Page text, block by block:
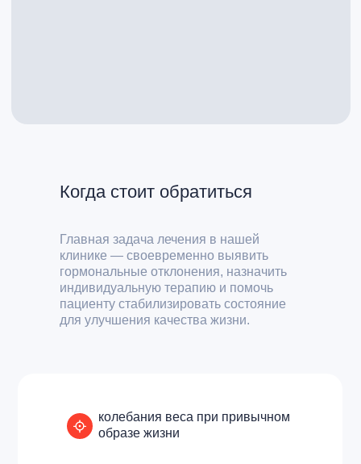
Главная задача лечения в нашей
клинике — своевременно выявить
гормональные отклонения, назначить
индивидуальную терапию и помочь
пациенту стабилизировать состояние
для улучшения качества жизни.
Когда стоит обратиться
колебания веса при привычном
образе жизни